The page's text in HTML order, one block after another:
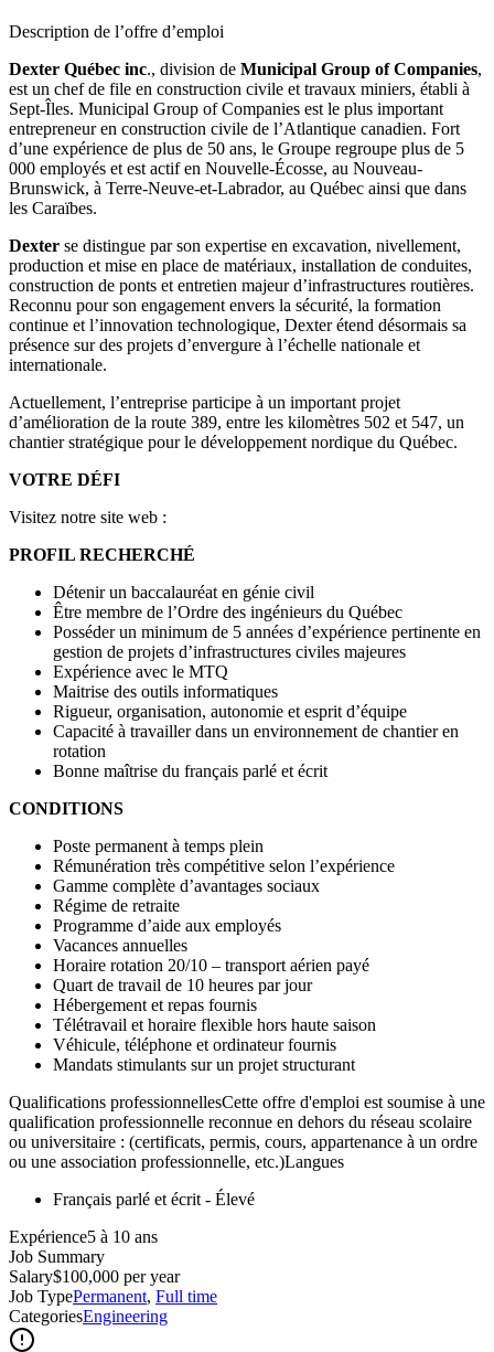
Description de l’offre d’emploi
Dexter Québec inc., division de Municipal Group of Companies,
est un chef de file en construction civile et travaux miniers, établi à
Sept-Îles. Municipal Group of Companies est le plus important
entrepreneur en construction civile de l’Atlantique canadien. Fort
d’une expérience de plus de 50 ans, le Groupe regroupe plus de 5
000 employés et est actif en Nouvelle-Écosse, au Nouveau-
Brunswick, à Terre-Neuve-et-Labrador, au Québec ainsi que dans
les Caraïbes.
Dexter se distingue par son expertise en excavation, nivellement,
production et mise en place de matériaux, installation de conduites,
construction de ponts et entretien majeur d’infrastructures routières.
Reconnu pour son engagement envers la sécurité, la formation
continue et l’innovation technologique, Dexter étend désormais sa
présence sur des projets d’envergure à l’échelle nationale et
internationale.
Actuellement, l’entreprise participe à un important projet
d’amélioration de la route 389, entre les kilomètres 502 et 547, un
chantier stratégique pour le développement nordique du Québec.
VOTRE DÉFI
Visitez notre site web :
PROFIL RECHERCHÉ
Détenir un baccalauréat en génie civil
Être membre de l’Ordre des ingénieurs du Québec
Posséder un minimum de 5 années d’expérience pertinente en
gestion de projets d’infrastructures civiles majeures
Expérience avec le MTQ
Maitrise des outils informatiques
Rigueur, organisation, autonomie et esprit d’équipe
Capacité à travailler dans un environnement de chantier en
rotation
Bonne maîtrise du français parlé et écrit
CONDITIONS
Poste permanent à temps plein
Rémunération très compétitive selon l’expérience
Gamme complète d’avantages sociaux
Régime de retraite
Programme d’aide aux employés
Vacances annuelles
Horaire rotation 20/10 – transport aérien payé
Quart de travail de 10 heures par jour
Hébergement et repas fournis
Télétravail et horaire flexible hors haute saison
Véhicule, téléphone et ordinateur fournis
Mandats stimulants sur un projet structurant
Qualifications professionnellesCette offre d'emploi est soumise à une
qualification professionnelle reconnue en dehors du réseau scolaire
ou universitaire : (certificats, permis, cours, appartenance à un ordre
ou une association professionnelle, etc.)Langues
Français parlé et écrit - Élevé
Expérience5 à 10 ans
Job Summary
Salary$100,000 per year
Job TypePermanent, Full time
CategoriesEngineering